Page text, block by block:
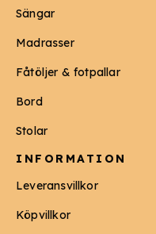
Sängar
Madrasser
Fåtöljer & fotpallar
Bord
Stolar
INFORMATION
Leveransvillkor
Köpvillkor